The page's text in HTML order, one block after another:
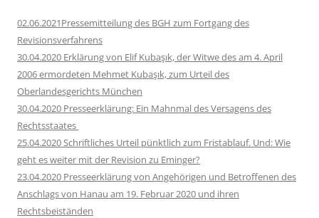
02.06.2021Pressemitteilung des BGH zum Fortgang des
Revisionsverfahrens
30.04.2020 Erklärung von Elif Kubaşık, der Witwe des am 4. April
2006 ermordeten Mehmet Kubaşık, zum Urteil des
Oberlandesgerichts München
30.04.2020 Presseerklärung: Ein Mahnmal des Versagens des
Rechtsstaates
25.04.2020 Schriftliches Urteil pünktlich zum Fristablauf. Und: Wie
geht es weiter mit der Revision zu Eminger?
23.04.2020 Presseerklärung von Angehörigen und Betroffenen des
Anschlags von Hanau am 19. Februar 2020 und ihren
Rechtsbeiständen